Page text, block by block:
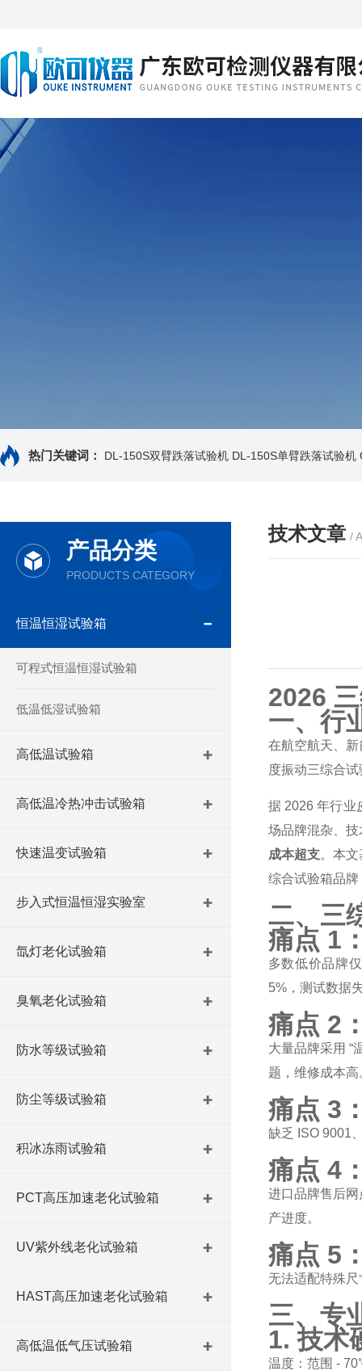
热门关键词： DL-150S双臂跌落试验机 DL-150S单臂跌落试验机
产品分类
PRODUCTS CATEGORY
恒温恒湿试验箱
可程式恒温恒湿试验箱
低温低湿试验箱
高低温试验箱
高低温冷热冲击试验箱
快速温变试验箱
步入式恒温恒湿实验室
氙灯老化试验箱
臭氧老化试验箱
防水等级试验箱
防尘等级试验箱
积冰冻雨试验箱
PCT高压加速老化试验箱
UV紫外线老化试验箱
HAST高压加速老化试验箱
高低温低气压试验箱
技术文章 /
2026
一、行
在航空航天、
度振动三综合
据 2026 年行业
场品牌混杂、
成本超支。本文
综合试验箱品
二、三
痛点 1
多数低价品牌
5%，测试数据
痛点 2
大量品牌采用 “
题，维修成本高
痛点 3
缺乏 ISO 9001
痛点 4
进口品牌售后
产进度。
痛点 5
无法适配特殊
三、专
1. 技术
温度：范围 -